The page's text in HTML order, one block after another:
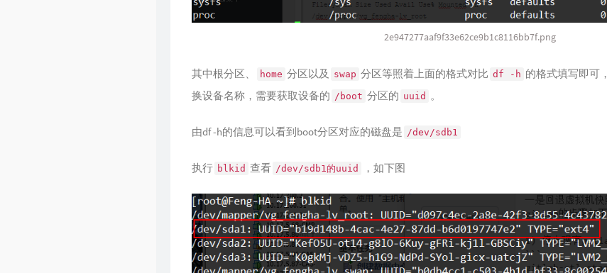
2e947277aaf9f33e62ce9b1c8116bb7f.png
其中根分区、 home 分区以及 swap 分区等照着上面的格式对比 df -h 的格式填写即可，
换设备名称，需要获取设备的 /boot 分区的 uuid 。
由df -h的信息可以看到boot分区对应的磁盘是 /dev/sdb1
执行 blkid 查看 /dev/sdb1的uuid ，如下图